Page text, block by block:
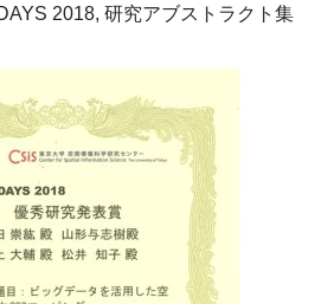
2018, 研究アブストラクト集